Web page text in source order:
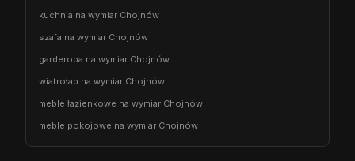
kuchnia na wymiar Chojnów
szafa na wymiar Chojnów
garderoba na wymiar Chojnów
wiatrołap na wymiar Chojnów
meble łazienkowe na wymiar Chojnów
meble pokojowe na wymiar Chojnów